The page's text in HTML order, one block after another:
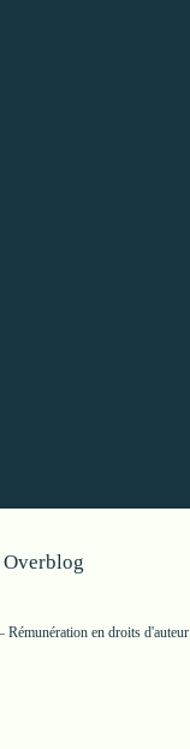
Overblog
Rémunération en droits d'auteur